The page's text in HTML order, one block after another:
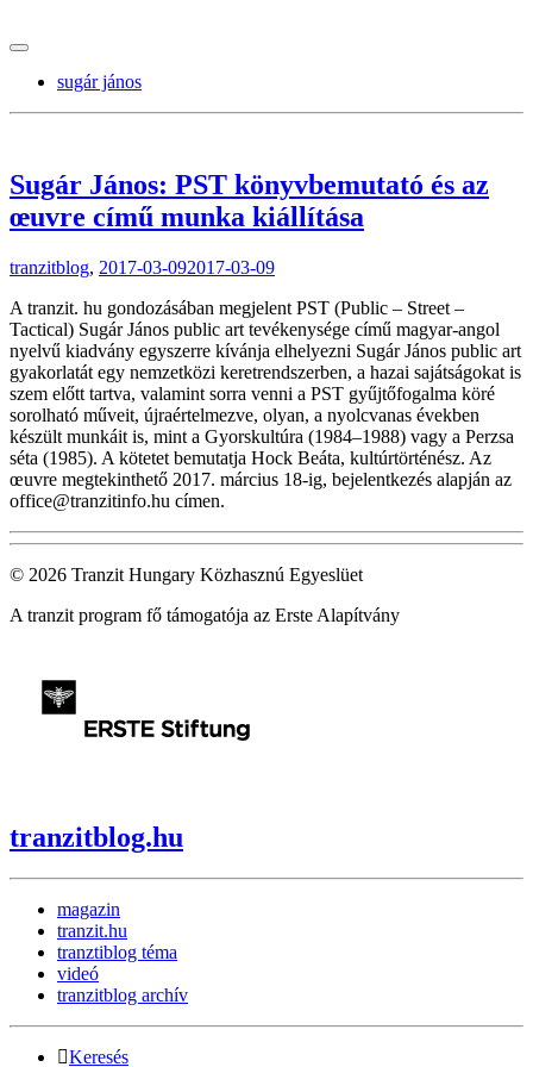
sugár jános
Sugár János: PST könyvbemutató és az
œuvre című munka kiállítása
tranzitblog, 2017-03-092017-03-09
A tranzit. hu gondozásában megjelent PST (Public – Street –
Tactical) Sugár János public art tevékenysége című magyar-angol
nyelvű kiadvány egyszerre kívánja elhelyezni Sugár János public art
gyakorlatát egy nemzetközi keretrendszerben, a hazai sajátságokat is
szem előtt tartva, valamint sorra venni a PST gyűjtőfogalma köré
sorolható műveit, újraértelmezve, olyan, a nyolcvanas években
készült munkáit is, mint a Gyorskultúra (1984–1988) vagy a Perzsa
séta (1985). A kötetet bemutatja Hock Beáta, kultúrtörténész. Az
œuvre megtekinthető 2017. március 18-ig, bejelentkezés alapján az
office@tranzitinfo.hu címen.
© 2026 Tranzit Hungary Közhasznú Egyeslüet
A tranzit program fő támogatója az Erste Alapítvány
tranzitblog.hu
magazin
tranzit.hu
tranztiblog téma
videó
tranzitblog archív
Keresés